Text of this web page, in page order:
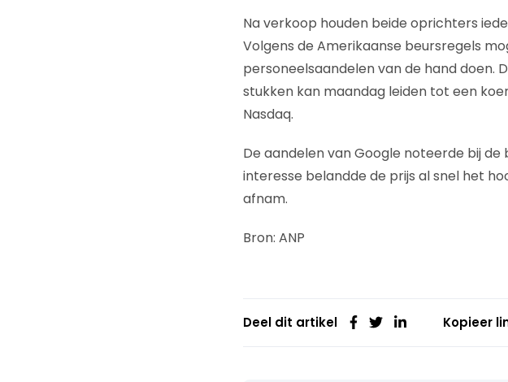
Na verkoop houden beide oprichters
Volgens de Amerikaanse beursregels
personeelsaandelen van de hand doen.
stukken kan maandag leiden tot een
Nasdaq.
De aandelen van Google noteerde bij de
interesse belandde de prijs al snel het
afnam.
Bron: ANP
Deel dit artikel Kopieer